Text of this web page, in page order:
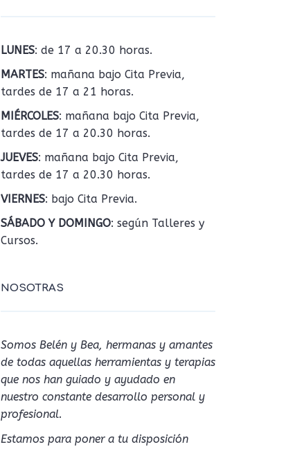
LUNES: de 17 a 20.30 horas.
MARTES: mañana bajo Cita Previa,
tardes de 17 a 21 horas.
MIÉRCOLES: mañana bajo Cita Previa,
tardes de 17 a 20.30 horas.
JUEVES: mañana bajo Cita Previa,
tardes de 17 a 20.30 horas.
VIERNES: bajo Cita Previa.
SÁBADO Y DOMINGO: según Talleres y
Cursos.
NOSOTRAS
Somos Belén y Bea, hermanas y amantes
de todas aquellas herramientas y terapias
que nos han guiado y ayudado en
nuestro constante desarrollo personal y
profesional.
Estamos para poner a tu disposición